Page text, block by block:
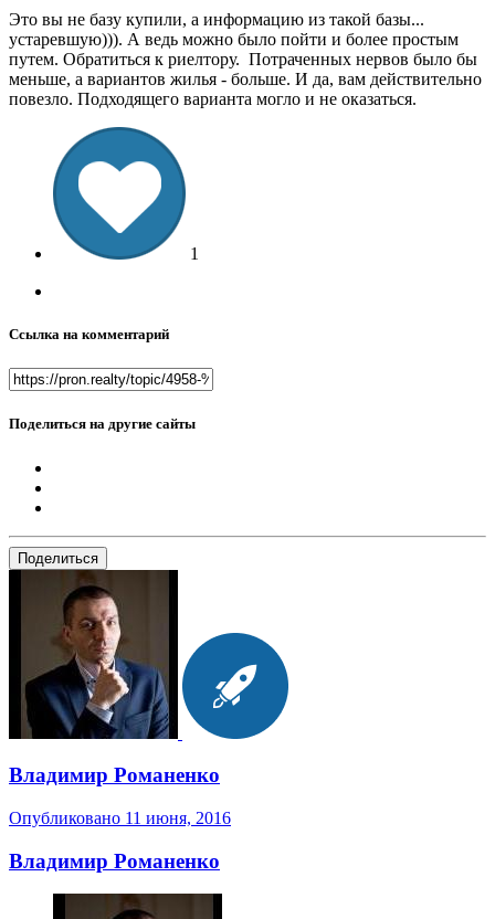
Это вы не базу купили, а информацию из такой базы...
устаревшую))). А ведь можно было пойти и более простым
путем. Обратиться к риелтору. Потраченных нервов было бы
меньше, а вариантов жилья - больше. И да, вам действительно
повезло. Подходящего варианта могло и не оказаться.
1
Ссылка на комментарий
Поделиться на другие сайты
Поделиться
Владимир Романенко
Опубликовано 11 июня, 2016
Владимир Романенко